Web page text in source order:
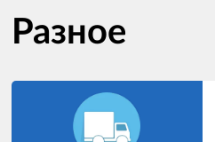
Разное